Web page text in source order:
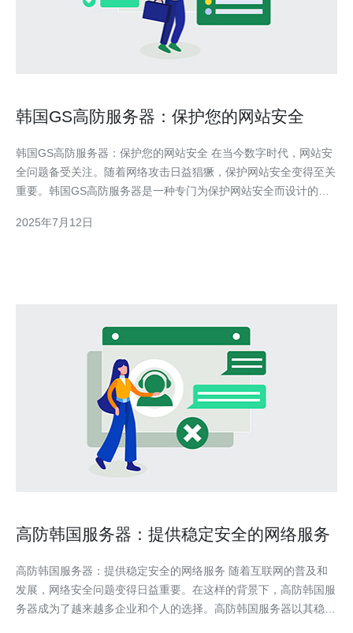
韩国GS高防服务器：保护您的网站安全
韩国GS高防服务器：保护您的网站安全 在当今数字时代，网站安
全问题备受关注。随着网络攻击日益猖獗，保护网站安全变得至关
重要。韩国GS高防服务器是一种专门为保护网站安全而设计的服
靠。 GS高防服务器采用先进的防御技术，包括DDoS攻击防护、
2025年7月12日
高防韩国服务器：提供稳定安全的网络服务
高防韩国服务器：提供稳定安全的网络服务 随着互联网的普及和
发展，网络安全问题变得日益重要。在这样的背景下，高防韩国服
务器成为了越来越多企业和个人的选择。高防韩国服务器以其稳定